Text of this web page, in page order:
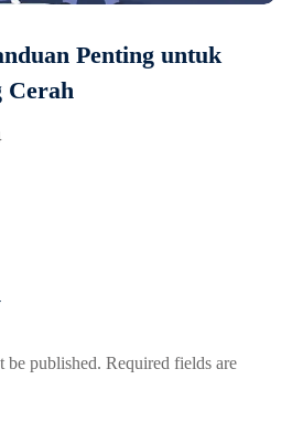
Penting untuk
Cerah
be published. Required fields are